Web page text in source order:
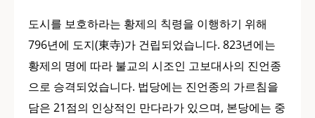
도시를 보호하라는 황제의 칙령을 이행하기 위해
796년에 도지(東寺)가 건립되었습니다. 823년에는
황제의 명에 따라 불교의 시조인 고보대사의 진언종
으로 승격되었습니다. 법당에는 진언종의 가르침을
담은 21점의 인상적인 만다라가 있으며, 본당에는 중